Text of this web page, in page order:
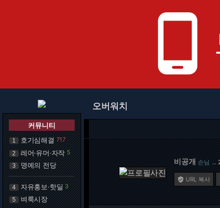
phone_android
커뮤니티
1 호기심해결 717
2 레어·유머·자작 5
3 명예의 전당
4 자유홍보·핫딜 3
5 벼룩시장
오버워치
비공개 손님 …
 URL 복사